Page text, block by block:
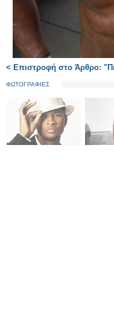
< Επιστροφή στο Άρθρο:
ΦΩΤΟΓΡΑΦΙΕΣ